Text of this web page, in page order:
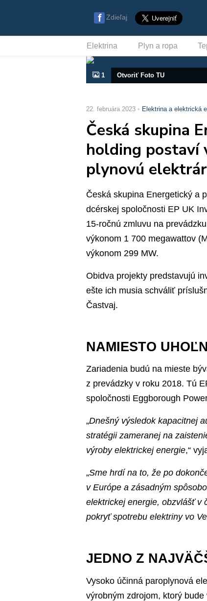
Zdieľaj
Elektrina Plyn a ropa
1 Otvoriť Foto TU
22. februára 2023 Elektrina a elektrická
Česká skupina
holding postaví
plynovú
Česká skupina Energetický a
dcérskej spoločnosti EP UK
15-ročnú zmluvu na
výkonom 1 700 megawattov
výkonom 299 MW.
Obidva projekty predstavujú
ešte ich musia schváliť
Častvaj.
NAMIESTO
Zariadenia budú na mieste
z prevádzky v roku 2018. Tú
spoločnosti Eggborough
„Dnešný výsledok kapacitnej
stratégii zameranej na
výroby elektrickej energie,“
„Sme hrdí na to, že po
v Európe a zásadným
elektrickej energie, obzvlášť v
pokryť spotrebu elektriny vo
JEDNO Z
Vysoko účinná paroplynová
výrobným zdrojom, ktorý